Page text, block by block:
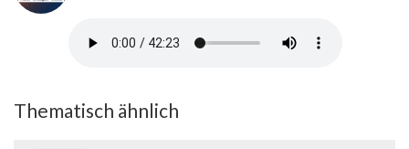
Thematisch ähnlich